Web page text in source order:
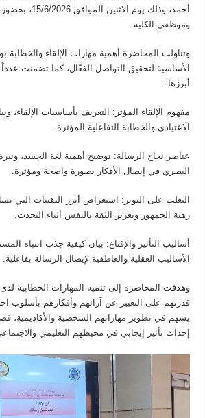
أحمد، وذلك يوم
وموظفي الكلية.
وتناولت المحاضرة أهمية مهارات الإلقاء والخطابة
الأساسية لتحقيق التواصل الفعّال، كما تضمنت
أبرزها:
مفهوم الإلقاء المؤثر: التعريف بأساسيات الإلقاء،
الاعتيادي والخطابة التفاعلية المؤثرة.
عناصر نجاح الرسالة: توضيح أهمية لغة الجسد،
البصري في إيصال الأفكار بصورة واضحة ومؤثرة.
التغلب على التوتر: استعراض أبرز التقنيات
رهبة الجمهور وتعزيز الثقة بالنفس أثناء التحدث.
أساليب التأثير والإقناع: بيان كيفية جذب انتباه
الأساليب العقلية والعاطفية لإيصال الرسالة بفاعلية.
وهدفت المحاضرة إلى تنمية المهارات الخطابية لدى
قدرتهم على التعبير عن آرائهم وأفكارهم بأسلوب
يسهم في تطوير مهاراتهم الشخصية والأكاديمية،
إحداث تأثير إيجابي في محيطهم التعليمي